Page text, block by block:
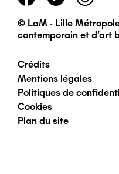
principal
© LaM - Lille
contemporain et d'art
Pied
de
page
Crédits
Mentions légales
Politiques de
Cookies
Plan du site